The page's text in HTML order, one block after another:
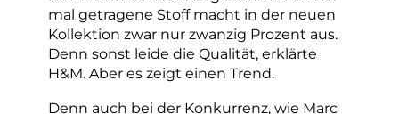
mal getragene Stoff macht in der neuen
Kollektion zwar nur zwanzig Prozent aus.
Denn sonst leide die Qualität, erklärte
H&M. Aber es zeigt einen Trend.
Denn auch bei der Konkurrenz, wie Marc